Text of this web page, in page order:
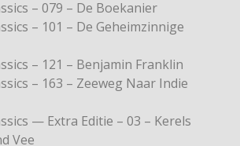
– 079 – De Boekanier
– 101 – De Geheimzinnige
– 121 – Benjamin Franklin
– 163 – Zeeweg Naar Indie
— Extra Editie – 03 – Kerels
Vee